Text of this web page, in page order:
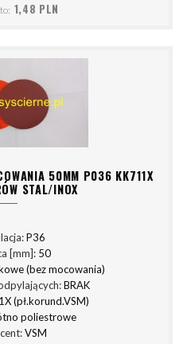
1,48 PLN
50MM P036 KK711X
STAL/INOX
P36
[mm]: 50
(bez mocowania)
BRAK
(pł.korund.VSM)
poliestrowe
VSM